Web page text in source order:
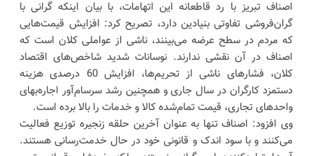
اصناف تبریز با رد قاطعانه این اتهامات، با بیان اینکه گرانی با
گران‌فروشی تفاوتی بنیادین دارد، تصریح کرد: افزایش قیمت‌هایی
که مردم در سطح عرضه می‌بینند، ناشی از عواملی کلان است که
اصناف در آن نقشی ندارند. نوسانات شدید شاخص‌های اقتصاد
کلان، فشارهای ناشی از تحریم‌ها، افزایش 60 درصدی هزینه
دستمزد کارگران در سال جاری و همچنین رشد سرسام‌آور اجاره‌بهای
واحدهای تجاری، قیمت تمام‌شده کالا و خدمات را بالا برده است.
وی افزود: اصناف تنها به عنوان آخرین حلقه زنجیره توزیع فعالیت
می‌کنند و با سود اندک و قانونی خود در حال خدمت‌رسانی هستند.